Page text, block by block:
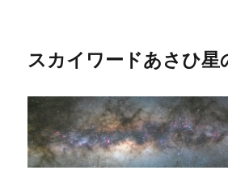
スカイワードあさひ星